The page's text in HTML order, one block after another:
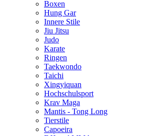
Boxen
Hung Gar
Innere Stile
Jiu Jitsu
Judo
Karate
Ringen
Taekwondo
Taichi
Xingyiquan
Hochschulsport
Krav Maga
Mantis - Tong Long
Tierstile
Capoeira